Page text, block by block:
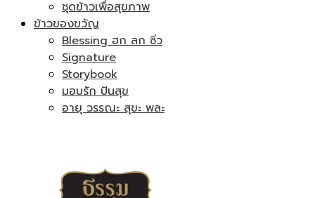
ชุดข้าวเพื่อสุขภาพ
ข้าวของขวัญ
Blessing ฮก ลก ซิ่ว
Signature
Storybook
มอบรัก ปันสุข
อายุ วรรณะ สุขะ พละ